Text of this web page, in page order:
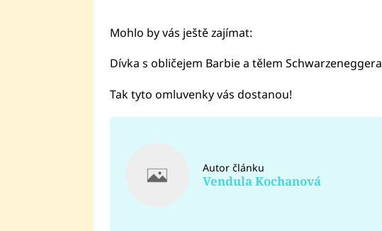
Mohlo by vás ještě zajímat:
Dívka s obličejem Barbie a tělem Schwarzeneggera
Tak tyto omluvenky vás dostanou!
Autor článku
Vendula Kochanová